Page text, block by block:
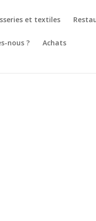
et textiles
nous ? Achats